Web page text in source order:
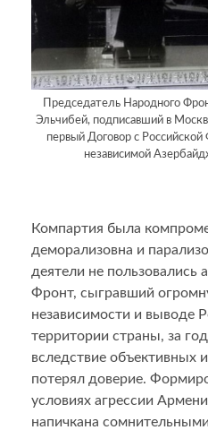
Председатель Народного
Эльчибей, подписавший в
первый Договор с
независимой
Компартия была
деморализовна и
деятели не
Фронт, сыгравший
независимости и выводе
территории страны, за
вследствие объективных
потерял доверие.
условиях агрессии
напичкана